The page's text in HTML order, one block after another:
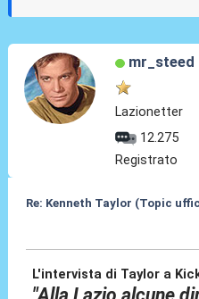
mr_steed
Lazionetter
12.275
Registrato
Re: Kenneth Taylor (Topic
L'intervista di Taylor a